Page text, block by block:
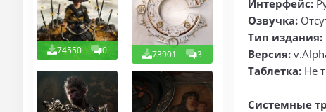
74550 0 73901 3
Интерфейс:
Озвучка:
Тип издания:
Версия:
Таблетка: Не
Системные